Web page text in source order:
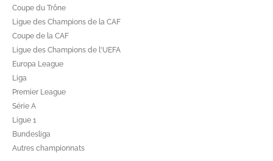
Coupe du Trône
Ligue des Champions de la CAF
Coupe de la CAF
Ligue des Champions de l'UEFA
Europa League
Liga
Premier League
Série A
Ligue 1
Bundesliga
Autres championnats